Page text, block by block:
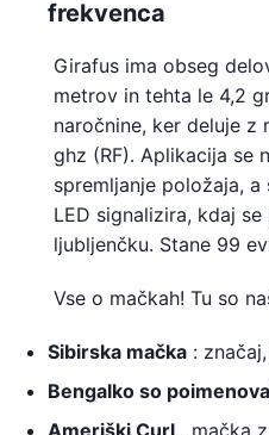
frekvenca
Girafus ima obseg
metrov in tehta le 4,2
naročnine, ker deluje
ghz (RF). Aplikacija se
spremljanje položaja,
LED signalizira, kdaj
ljubljenčku. Stane 99
Vse o mačkah! Tu so
Sibirska mačka :
Bengalko so
Ameriški Curl , mačka